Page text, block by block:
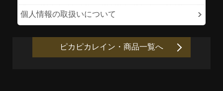
個人情報の取扱いについて
ピカピカレイン・商品一覧へ